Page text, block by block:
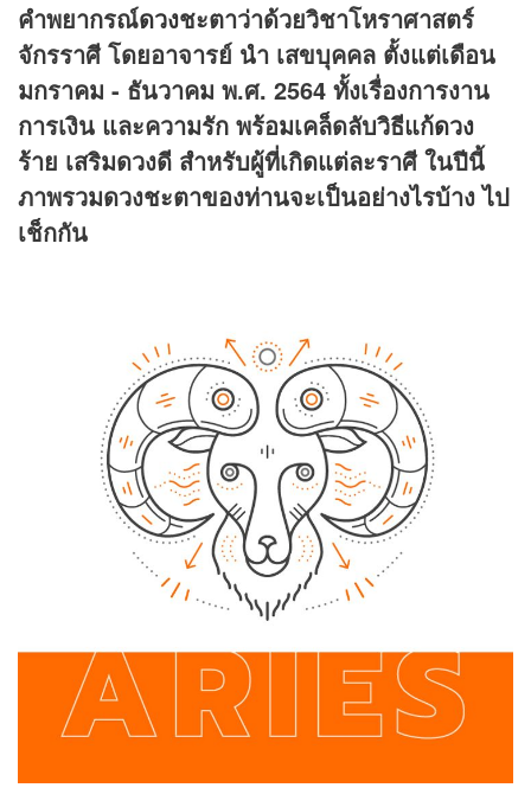
คำพยากรณ์ดวงชะตาว่าด้วยวิชาโหราศาสตร์
จักรราศี โดยอาจารย์ นำ เสขบุคคล ตั้งแต่เดือน
มกราคม - ธันวาคม พ.ศ. 2564 ทั้งเรื่องการงาน
การเงิน และความรัก พร้อมเคล็ดลับวิธีแก้ดวง
ร้าย เสริมดวงดี สำหรับผู้ที่เกิดแต่ละราศี ในปีนี้
ภาพรวมดวงชะตาของท่านจะเป็นอย่างไรบ้าง ไป
เช็กกัน